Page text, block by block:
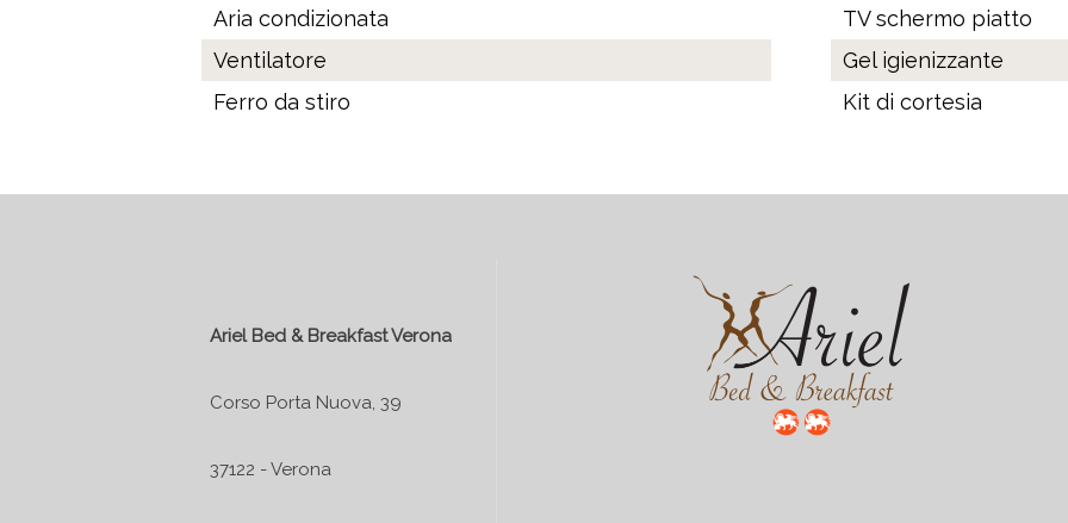
Aria condizionata
Ventilatore
Ferro da stiro
TV schermo piatto
Gel igienizzante
Kit di cortesia
Ariel Bed & Breakfast Verona
Corso Porta Nuova, 39
37122 - Verona